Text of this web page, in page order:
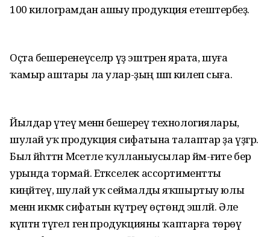
100 килограмдан ашыу продукция етештерәбеҙ.
Оҫта бешеренеүселәр үҙ эштәрен ярата, шуға
ҡамыр аштары ла улар-ҙың шәп килеп сыға.
Йылдар үтеү менән бешереү технологиялары,
шулай уҡ продукция сифатына талаптар ҙа үҙгәрә.
Был йәһәттән Мәсетле ҡулланыусылар йәм-ғиәте бер
урында тормай. Етәкселек ассортиментты
киңәйтеү, шулай уҡ сеймалды яҡшыртыу юлы
менән икмәк сифатын күтәреү өҫтөндә эшләй. Әле
күптән түгел генә продукцияны ҡаптарға төрөү